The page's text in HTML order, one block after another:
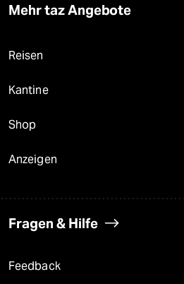
Mehr taz Angebote
Reisen
Kantine
Shop
Anzeigen
Fragen & Hilfe
Feedback